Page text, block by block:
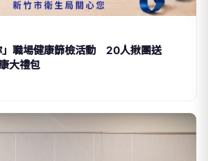
」職場健康篩檢活動 20人揪團送
大禮包